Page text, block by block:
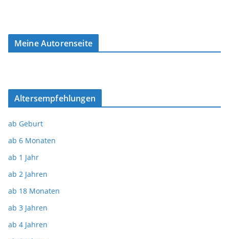
Meine Autorenseite
Altersempfehlungen
ab Geburt
ab 6 Monaten
ab 1 Jahr
ab 2 Jahren
ab 18 Monaten
ab 3 Jahren
ab 4 Jahren